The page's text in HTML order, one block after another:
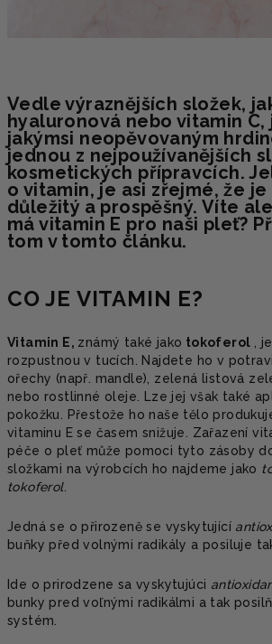
Vedle výraznějších složek,
hyaluronová nebo vitamin C,
jakýmsi neopěvovaným
jednou z nejpoužívanějších
kosmetických přípravcích.
o vitamin, je asi zřejmé, že je
důležitý a prospěšný. Víte
má vitamin E pro naši pleť?
tom v tomto článku.
CO JE VITAMIN E?
Vitamin E, známý také jako tokoferol
,
rozpustnou v tucích. Najdete ho v
ořechy (např. mandle), zelená listová
nebo rostlinné oleje. Lze jej však také
pokožku. Přestože ho naše tělo
vitaminu E se časem snižuje. Zařazení
péče o pleť může pomoci tyto zásoby
složkami na výrobcích ho najdeme jako
tokoferol.
Jedná se o přirozeně se vyskytující
buňky před volnými radikály a posiluje
Ide o prirodzene sa vyskytujúci
bunky pred voľnými radikálmi a tak
systém.